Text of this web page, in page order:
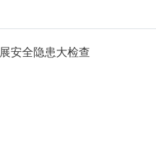
安全隐患大检查